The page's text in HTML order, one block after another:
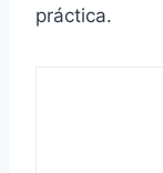
práctica.